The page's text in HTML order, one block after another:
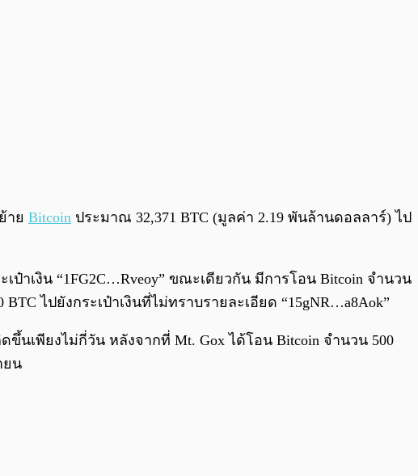
0:00
าย Bitcoin ประมาณ 32,371 BTC (มูลค่า 2.19 พันล้านดอลลาร์) ไป
ป๋าเงิน “1FG2C…Rveoy” ขณะเดียวกัน มีการโอน Bitcoin จำนวน
ไปยังกระเป๋าเงินที่ไม่ทราบรายละเอียด “15gNR…a8Aok”
นเพียงไม่กี่วัน หลังจากที่ Mt. Gox ได้โอน Bitcoin จำนวน 500
ยน